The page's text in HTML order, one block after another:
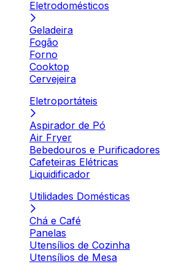
Eletrodomésticos
Geladeira
Fogão
Forno
Cooktop
Cervejeira
Eletroportáteis
Aspirador de Pó
Air Fryer
Bebedouros e Purificadores
Cafeteiras Elétricas
Liquidificador
Utilidades Domésticas
Chá e Café
Panelas
Utensílios de Cozinha
Utensílios de Mesa